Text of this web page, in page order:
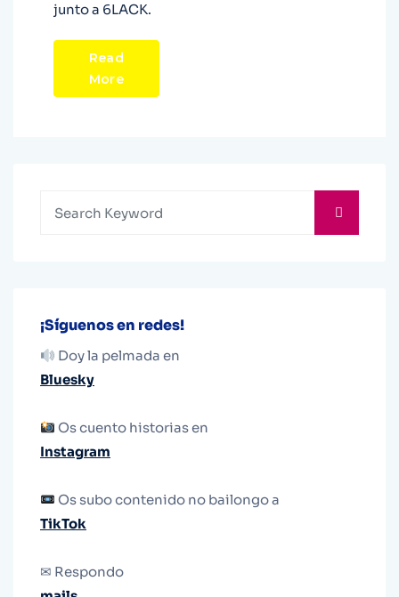
junto a 6LACK.
Read
More
¡Síguenos en redes!
Doy la pelmada en
Bluesky
Os cuento historias en
Instagram
Os subo contenido no bailongo a
TikTok
✉ Respondo